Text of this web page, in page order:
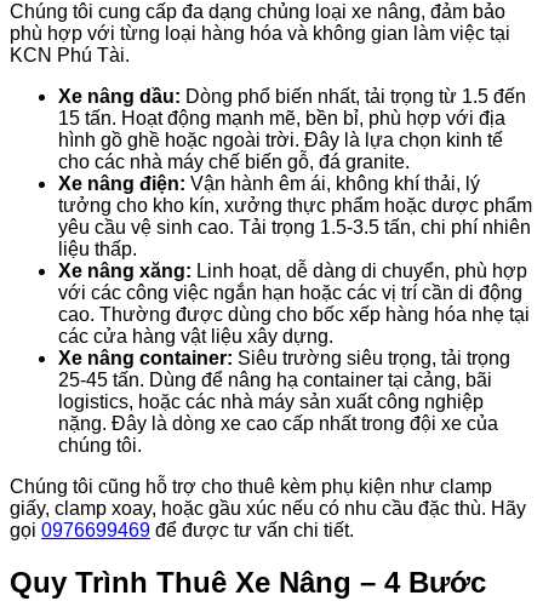
Chúng tôi cung cấp đa dạng chủng loại xe nâng, đảm bảo
phù hợp với từng loại hàng hóa và không gian làm việc tại
KCN Phú Tài.
Xe nâng dầu: Dòng phổ biến nhất, tải trọng từ 1.5 đến
15 tấn. Hoạt động mạnh mẽ, bền bỉ, phù hợp với địa
hình gồ ghề hoặc ngoài trời. Đây là lựa chọn kinh tế
cho các nhà máy chế biến gỗ, đá granite.
Xe nâng điện: Vận hành êm ái, không khí thải, lý
tưởng cho kho kín, xưởng thực phẩm hoặc dược phẩm
yêu cầu vệ sinh cao. Tải trọng 1.5-3.5 tấn, chi phí nhiên
liệu thấp.
Xe nâng xăng: Linh hoạt, dễ dàng di chuyển, phù hợp
với các công việc ngắn hạn hoặc các vị trí cần di động
cao. Thường được dùng cho bốc xếp hàng hóa nhẹ tại
các cửa hàng vật liệu xây dựng.
Xe nâng container: Siêu trường siêu trọng, tải trọng
25-45 tấn. Dùng để nâng hạ container tại cảng, bãi
logistics, hoặc các nhà máy sản xuất công nghiệp
nặng. Đây là dòng xe cao cấp nhất trong đội xe của
chúng tôi.
Chúng tôi cũng hỗ trợ cho thuê kèm phụ kiện như clamp
giấy, clamp xoay, hoặc gầu xúc nếu có nhu cầu đặc thù. Hãy
gọi 0976699469 để được tư vấn chi tiết.
Quy Trình Thuê Xe Nâng – 4 Bước